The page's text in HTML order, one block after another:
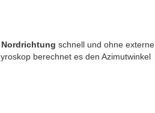
Nordrichtung schnell und ohne externe
berechnet es den Azimutwinkel